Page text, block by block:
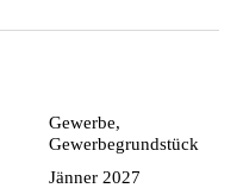
Gewerbe,
Gewerbegrundstück
Jänner 2027